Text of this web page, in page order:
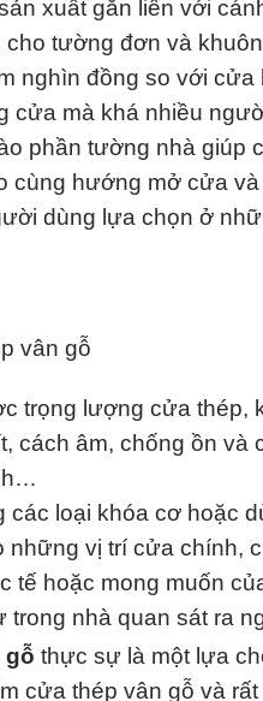
xuất gắn liền với
tường đơn và
nghìn đồng so với cửa
cửa mà khá nhiều
phần tường nhà giúp
cùng hướng mở cửa
dùng lựa chọn ở
trọng lượng cửa
cách âm, chống ồn và
loại khóa cơ hoặc
vị trí cửa chính,
tế hoặc mong muốn
nhà quan sát ra
gỗ thực sự là một lựa
cửa thép vân gỗ và